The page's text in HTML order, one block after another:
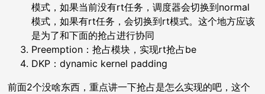
模式，如果当前没有rt任务，调度器会切换到normal
模式，如果有rt任务，会切换到rt模式。这个地方应该
是为了和下面的抢占进行协同
Preemption：抢占模块，实现rt抢占be
DKP：dynamic kernel padding
前面2个没啥东西，重点讲一下抢占是怎么实现的吧，这个